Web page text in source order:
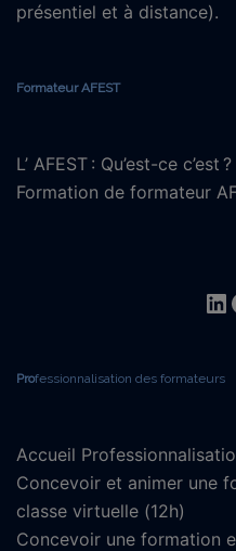
présentiel et à distance).
Formateur AFEST
L’ AFEST : Qu’est-ce c’est ?
Formation de formateur
Professionnalisation des formateurs
Accueil
Concevoir et animer une
classe virtuelle (12h)
Concevoir une formation